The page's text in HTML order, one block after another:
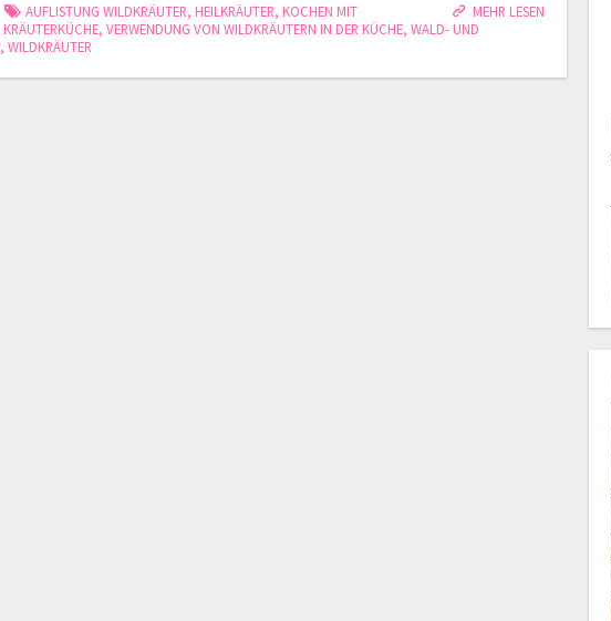
MEHR LESEN
AUFLISTUNG WILDKRÄUTER, HEILKRÄUTER, KOCHEN MIT
KRÄUTERKÜCHE, VERWENDUNG VON WILDKRÄUTERN IN DER KÜCHE, WALD- UND
, WILDKRÄUTER